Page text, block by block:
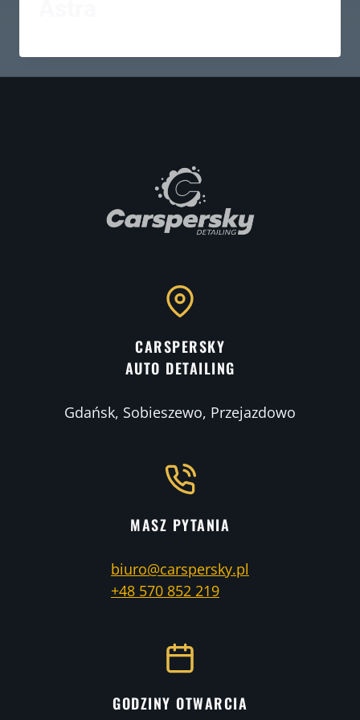
CARSPERSKY
AUTO DETAILING
Gdańsk, Sobieszewo, Przejazdowo
MASZ PYTANIA
biuro@carspersky.pl
+48 570 852 219
GODZINY OTWARCIA